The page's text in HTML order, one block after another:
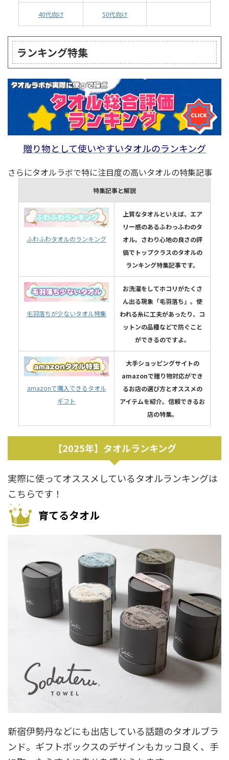
40代向け 50代向け
ランキング特集
贈り物として使いやすいタオルのランキング
さらにタオルラボで特に注目度の高いタオルの特集記事
特集記事と解説
ふわふわタオルのランキング
上質なタオルといえば、エア
リー感のあるふわっふわのタ
オル。さわり心地の良さの評
価でトップクラスのタオルの
ランキング特集記事です。
毛羽落ちが少ないタオル特集
お洗濯をしてホコリがたくさ
ん出る現象「毛羽落ち」。使
われる糸に工夫があったり、コ
ットンの品種などで防ぐこと
ができるのですよ。
amazonで購入できるタオル
ギフト
大手ショッピングサイトの
amazonで贈り物対応ができ
るお店の選び方とオススメの
アイテムを紹介。信頼できるお
店の特集。
【2025年】タオルランキング
実際に使ってオススメしているタオルランキングは
こちらです！
育てるタオル
新宿伊勢丹などにも出店している話題のタオルブラ
ンド。ギフトボックスのデザインもカッコ良く、手